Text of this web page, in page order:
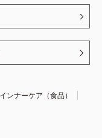
インナーケア（食品）